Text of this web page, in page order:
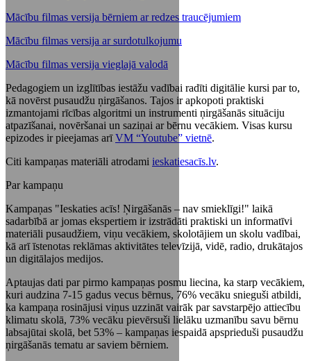
Mācību filmas versija bērniem ar redzes traucējumiem
Mācību filmas versija ar surdotulkojumu
Mācību filmas versija vieglajā valodā
Pedagogiem un izglītības iestāžu vadībai radīti digitālie kursi par to,
kā novērst pusaudžu ņirgāšanos. Tajos ir apkopoti praktiski
izmantojami rīcības algoritmi un instrumenti ņirgāšanās situāciju
atpazīšanai, novēršanai un saziņai ar bērnu vecākiem. Visas kursu
epizodes ir pieejamas arīVM “Youtube” vietnē.
Citi kampaņas materiāli atrodami ieskatiesacīs.lv.
Par kampaņu
Kampaņas "Ieskaties acīs! Ņirgāšanās – nav smieklīgi!" laikā
sadarbībā ar jomas ekspertiem ir izstrādāti praktiski un informatīvi
materiāli pusaudžiem, viņu vecākiem, skolotājiem un skolu vadībai,
kā arī īstenotas reklāmas aktivitātes televīzijā, vidē, radio, drukātajos
un digitālajos medijos.
Aptaujas dati par pirmo kampaņas posmu liecina, ka starp vecākiem,
kuri audzina 7-15 gadus vecus bērnus, 76% vecāku snieguši atbildi,
ka kampaņa rosinājusi viņus uzzināt vairāk par savstarpējo attiecību
klimatu skolā, 73% vecāku pievērsuši lielāku uzmanību savu bērnu
labsajūtai skolā, bet 53% – kampaņas iespaidā apsprieduši pusaudžu
ņirgāšanās tematu ar saviem bērniem.